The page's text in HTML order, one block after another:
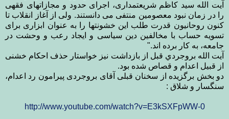
آیت الله سید کاظم شریعتمداری، اجرای حدود و مجازاتهای فقهی
را در زمان نبود معصومین منتفی می دانستند. ولی از آغاز انقلاب تا
کنون روحانیون قدرت طلب این خشونتها را به عنوان ابزاری برای
تسویه حساب با مخالفین دین سیاسی و ایجاد رعب و وحشت در
جامعه، به کار برده اند."
آيت الله بروجردي قبل از بازداشت نیز خواستار حذف احکام خشنی
از قبیل اعدام و قصاص شده بود.
دو بخش برگزیده از سخنان قبلی آقای بروجردی پیرامون رد اعدام،
سنگسار و شلاق :
http://www.youtube.com/watch?v=E3kSXFpWW-0